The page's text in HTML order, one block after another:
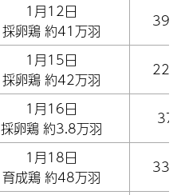
1月12日
採卵鶏 約41万羽
1月15日
採卵鶏 約42万羽
1月16日
採卵鶏 約3.8万羽
1月18日
育成鶏 約48万羽